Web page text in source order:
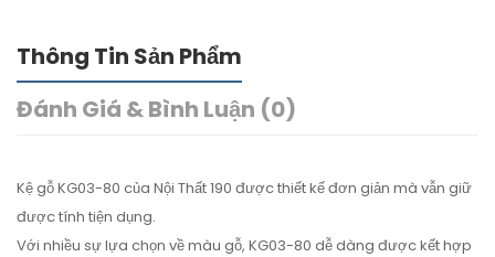
Thông Tin Sản Phẩm
Đánh Giá & Bình Luận (0)
Kệ gỗ KG03-80 của Nội Thất 190 được thiết kế đơn giản mà vẫn giữ
được tính tiện dụng.
Với nhiều sự lựa chọn về màu gỗ, KG03-80 dễ dàng được kết hợp